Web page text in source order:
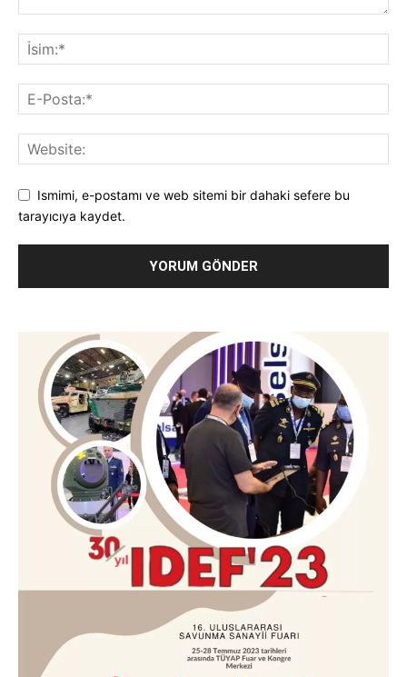
Ismimi, e-postamı ve web sitemi bir dahaki sefere bu
tarayıcıya kaydet.